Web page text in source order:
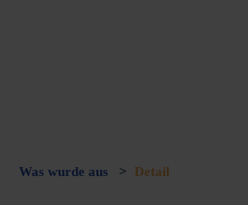
Was wurde aus > Detail